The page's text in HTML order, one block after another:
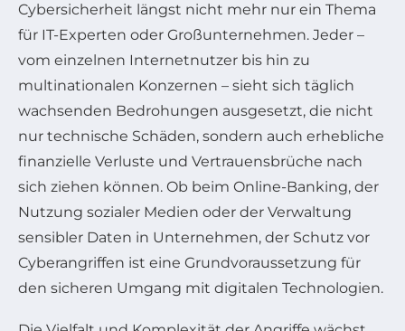
Cybersicherheit längst nicht mehr nur ein Thema
für IT-Experten oder Großunternehmen. Jeder –
vom einzelnen Internetnutzer bis hin zu
multinationalen Konzernen – sieht sich täglich
wachsenden Bedrohungen ausgesetzt, die nicht
nur technische Schäden, sondern auch erhebliche
finanzielle Verluste und Vertrauensbrüche nach
sich ziehen können. Ob beim Online-Banking, der
Nutzung sozialer Medien oder der Verwaltung
sensibler Daten in Unternehmen, der Schutz vor
Cyberangriffen ist eine Grundvoraussetzung für
den sicheren Umgang mit digitalen Technologien.